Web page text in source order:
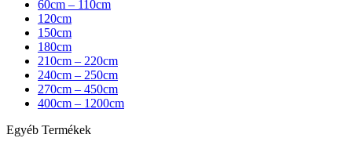
60cm – 110cm
120cm
150cm
180cm
210cm – 220cm
240cm – 250cm
270cm – 450cm
400cm – 1200cm
Egyéb Termékek